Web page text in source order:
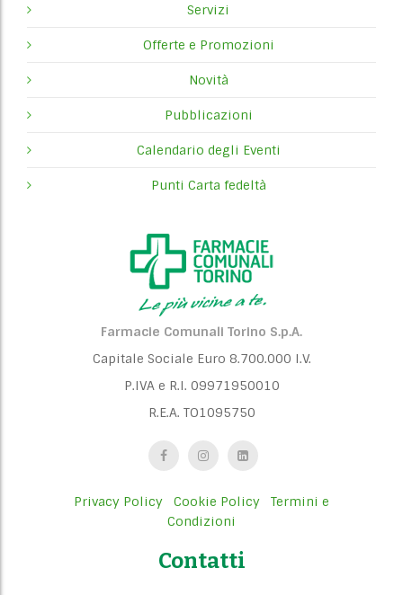
Servizi
Offerte e Promozioni
Novità
Pubblicazioni
Calendario degli Eventi
Punti Carta fedeltà
Farmacie Comunali Torino S.p.A.
Capitale Sociale Euro 8.700.000 I.V.
P.IVA e R.I. 09971950010
R.E.A. TO1095750
Privacy Policy Cookie Policy
Termini e
Condizioni
Contatti